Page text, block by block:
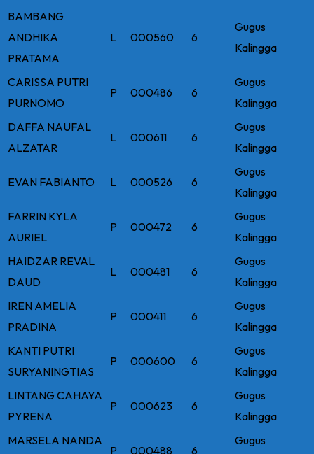
BAMBANG
ANDHIKA
PRATAMA
L 000560 6
Gugus
Kalingga
CARISSA PUTRI
PURNOMO
P 000486 6
Gugus
Kalingga
DAFFA NAUFAL
ALZATAR
L 000611 6
Gugus
Kalingga
EVAN FABIANTO L 000526 6
Gugus
Kalingga
FARRIN KYLA
AURIEL
P 000472 6
Gugus
Kalingga
HAIDZAR REVAL
DAUD
L 000481 6
Gugus
Kalingga
IREN AMELIA
PRADINA
P 000411 6
Gugus
Kalingga
KANTI PUTRI
SURYANINGTIAS
P 000600 6
Gugus
Kalingga
LINTANG CAHAYA
PYRENA
P 000623 6
Gugus
Kalingga
MARSELA NANDA
P 000488 6
Gugus